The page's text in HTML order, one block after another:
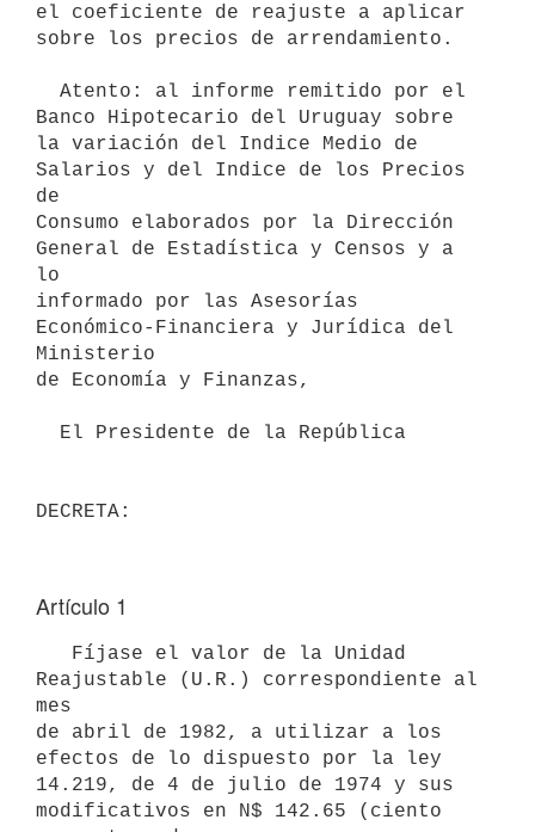
el coeficiente de reajuste a aplicar
sobre los precios de arrendamiento.
Banco Hipotecario del Uruguay sobre
la variación del Indice Medio de
Salarios y del Indice de los Precios
de
Consumo elaborados por la Dirección
General de Estadística y Censos y a
lo
informado por las Asesorías
Económico-Financiera y Jurídica del
Ministerio
de Economía y Finanzas,
Artículo 1
Reajustable (U.R.) correspondiente al
mes
de abril de 1982, a utilizar a los
efectos de lo dispuesto por la ley
14.219, de 4 de julio de 1974 y sus
modificativos en N$ 142.65 (ciento